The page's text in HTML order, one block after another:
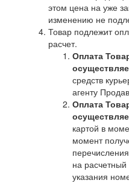
этом цена на уже
изменению не
Товар подлежит
расчет.
Оплата
средств
агенту
Оплата
картой в
момент
на
указания